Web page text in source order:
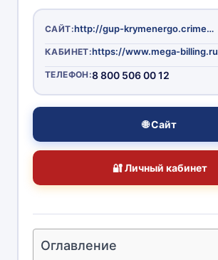
САЙТ: http://gup-krymenergo.crimea.ru
КАБИНЕТ:https://www.mega-billing.ru
ТЕЛЕФОН:8 800 506 00 12
🌐 Сайт
🔐 Личный кабинет
Оглавление